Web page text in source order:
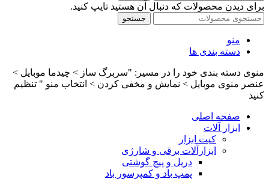
برای دیدن محصولات که دنبال آن هستید تایپ کنید.
جستجو
منو
دسته بندی ها
منوی دسته بندی خود را در مسیر: "سربرگ ساز > چیدما موبایل >
عنصر منوی موبایل > نمایش و مخفی کردن > انتخاب منو " تنظیم
کنید
صفحه اصلی
ابزار آلات
کیت ابزار
ابزارآلات برقی و شارژی
دریل و پیچ گوشتی
پمپ باد و کمپرسور باد